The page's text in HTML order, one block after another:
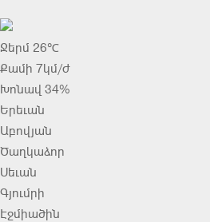
Ջերմ 26℃
Քամի 7կմ/ժ
Խոնավ 34%
Երեւան
Աբովյան
Ծաղկաձոր
Սեւան
Գյումրի
Էջմիածին